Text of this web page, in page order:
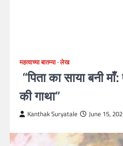
महत्वाच्या बातम्या लेख
“पिता का साया बनी
की गाथा”
Kanthak Suryatale June 15,